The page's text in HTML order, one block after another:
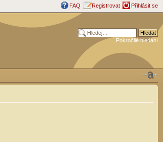
FAQ Registrovat Přihlásit se
Pokročilé hledání